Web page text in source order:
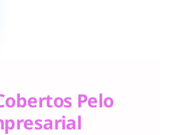
Pelo